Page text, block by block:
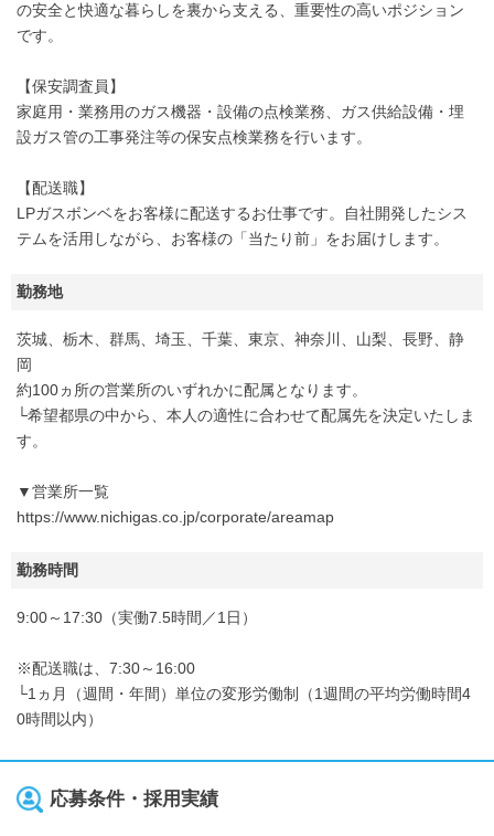
の安全と快適な暮らしを裏から支える、重要性の高いポジション
です。
【保安調査員】
家庭用・業務用のガス機器・設備の点検業務、ガス供給設備・埋
設ガス管の工事発注等の保安点検業務を行います。
【配送職】
LPガスボンベをお客様に配送するお仕事です。自社開発したシス
テムを活用しながら、お客様の「当たり前」をお届けします。
勤務地
茨城、栃木、群馬、埼玉、千葉、東京、神奈川、山梨、長野、静
岡
約100ヵ所の営業所のいずれかに配属となります。
└希望都県の中から、本人の適性に合わせて配属先を決定いたしま
す。
▼営業所一覧
https://www.nichigas.co.jp/corporate/areamap
勤務時間
9:00～17:30（実働7.5時間／1日）
※配送職は、7:30～16:00
└1ヵ月（週間・年間）単位の変形労働制（1週間の平均労働時間4
0時間以内）
応募条件・採用実績